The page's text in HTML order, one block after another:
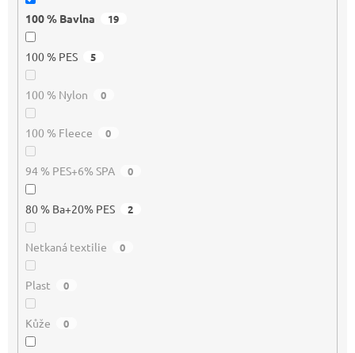
100 % Bavlna 19
100 % PES 5
100 % Nylon 0
100 % Fleece 0
94 % PES+6% SPA 0
80 % Ba+20% PES 2
Netkaná textilie 0
Plast 0
Kůže 0